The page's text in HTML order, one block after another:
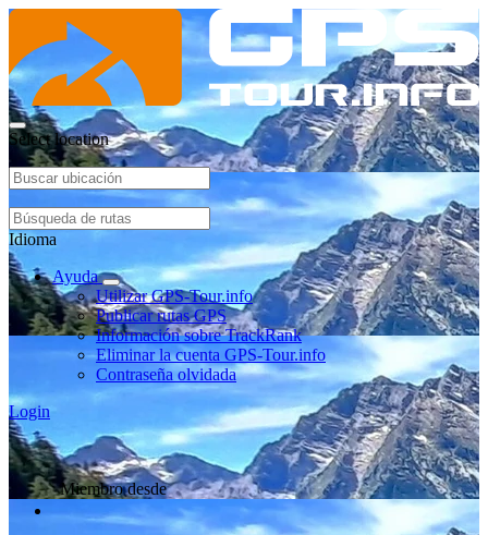
Select location
Idioma
Ayuda
Utilizar GPS-Tour.info
Publicar rutas GPS
Información sobre TrackRank
Eliminar la cuenta GPS-Tour.info
Contraseña olvidada
Login
Miembro desde